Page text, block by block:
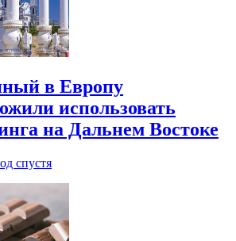
в Европу
использовать
на Дальнем Востоке
спустя